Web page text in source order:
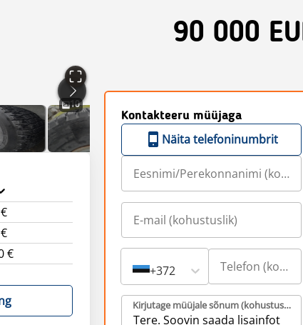
90 000
10
€
Kontakteeru müüjaga
Näita telefoninumbrit
+372
Kirjutage müüjale sõnum (kohustuslik)